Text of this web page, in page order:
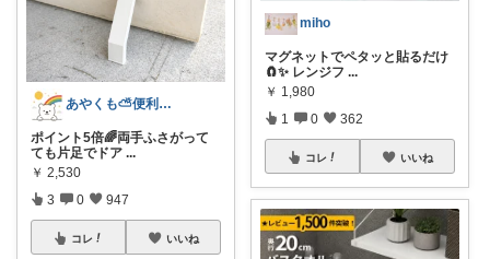
あやくも⛅便利なもの、おしゃれなもの
ポイント5倍🌈両手ふさがって
ても片足でドア ...
￥ 2,530
3 0 947
コレ いいね
miho
マグネットでペタッと貼るだけ
🧲✨ レンジフ ...
￥ 1,980
1 0 362
コレ いいね